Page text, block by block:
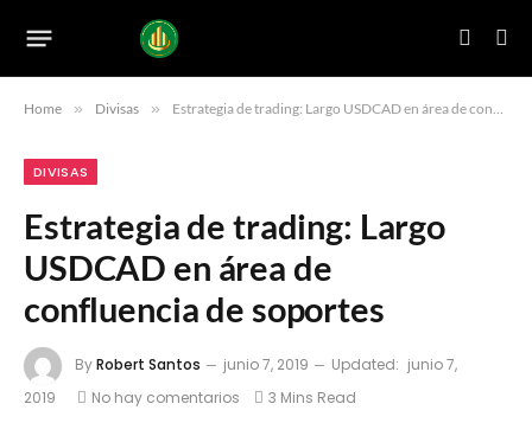
Home » Divisas » Estrategia de trading: Largo USDCAD en área de confluencia de soportes
DIVISAS
Estrategia de trading: Largo
USDCAD en área de
confluencia de soportes
ByRobert Santos junio 7, 2019 Updated: junio 7,
2019
No hay comentarios 3 Mins Read